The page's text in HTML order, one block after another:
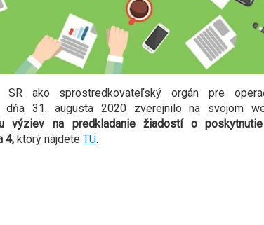
SR ako sprostredkovateľský orgán pre
dňa 31. augusta 2020 zverejnilo na svojom
výziev na predkladanie žiadostí o poskytnutie
4, ktorý nájdete TU.